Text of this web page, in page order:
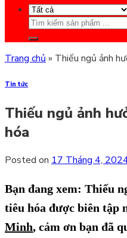
Search
for:
Trang chủ » Thiếu ngủ ảnh
Tin tức
Thiếu ngủ ảnh
hóa
Posted on 17 Tháng 4,
Bạn đang xem: Thiếu
tiêu hóa được biên tập
Minh, cảm ơn bạn đã